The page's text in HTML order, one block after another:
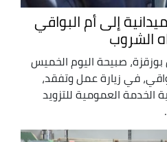
إلى أم البواقي
الشروب
صبيحة اليوم الخميس
البواقي، في زيارة عمل وتفقد،
العمومية للتزويد